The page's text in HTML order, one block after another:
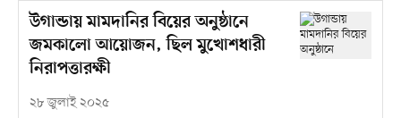
উগান্ডায় মামদানির বিয়ের অনুষ্ঠানে
জমকালো আয়োজন, ছিল মুখোশধারী
নিরাপত্তারক্ষী
২৮ জুলাই ২০২৫